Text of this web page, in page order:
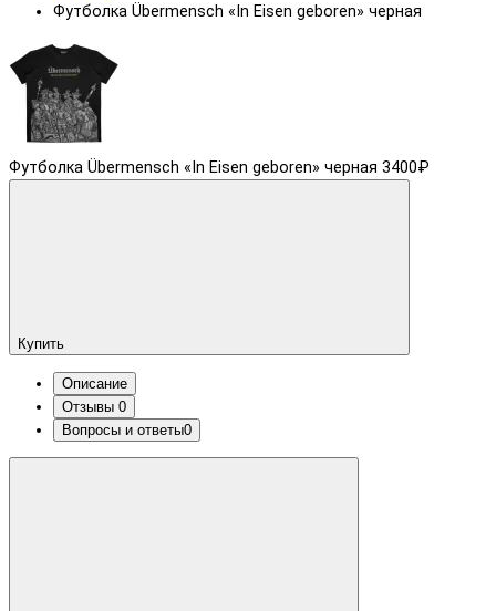
Футболка Übermensch «In Eisen geboren» черная
Футболка Übermensch «In Eisen geboren» черная 3400₽
Купить
Описание
Отзывы 0
Вопросы и ответы0